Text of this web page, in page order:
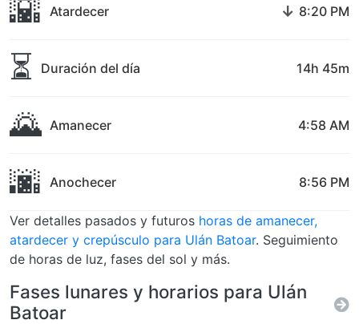
🌇 Atardecer ↓ 8:20 PM
⏳ Duración del día 14h 45m
🌄 Amanecer 4:58 AM
🌆 Anochecer 8:56 PM
Ver detalles pasados y futuros horas de amanecer,
atardecer y crepúsculo para Ulán Batoar. Seguimiento
de horas de luz, fases del sol y más.
Fases lunares y horarios para Ulán
Batoar